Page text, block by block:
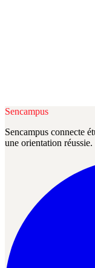
Sencampus
Sencampus connecte
une orientation réussie.